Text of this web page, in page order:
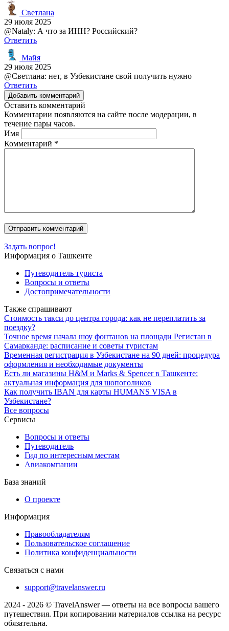
Светлана
29 июля 2025
@Nataly: А что за ИНН? Российский?
Ответить
Майя
29 июля 2025
@Светлана: нет, в Узбекистане свой получить нужно
Ответить
Добавить комментарий
Оставить комментарий
Комментарии появляются на сайте после модерации, в
течение пары часов.
Имя
Комментарий *
Задать вопрос!
Информация о Ташкенте
Путеводитель туриста
Вопросы и ответы
Достопримечательности
Также спрашивают
Стоимость такси до центра города: как не переплатить за
поездку?
Точное время начала шоу фонтанов на площади Регистан в
Самарканде: расписание и советы туристам
Временная регистрация в Узбекистане на 90 дней: процедура
оформления и необходимые документы
Есть ли магазины H&M и Marks & Spencer в Ташкенте:
актуальная информация для шопоголиков
Как получить IBAN для карты HUMANS VISA в
Узбекистане?
Все вопросы
Сервисы
Вопросы и ответы
Путеводитель
Гид по интересным местам
Авиакомпании
База знаний
О проекте
Информация
Правообладателям
Пользовательское соглашение
Политика конфиденциальности
Связаться с нами
support@travelanswer.ru
2024 - 2026 © TravelAnswer — ответы на все вопросы вашего
путешествия. При копировании материалов ссылка на ресурс
обязательна.